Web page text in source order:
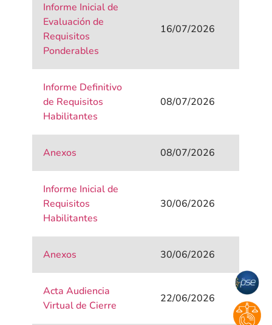
Informe Inicial de
Evaluación de
Requisitos
Ponderables
16/07/2026
Informe Definitivo
de Requisitos
Habilitantes
08/07/2026
Anexos 08/07/2026
Informe Inicial de
Requisitos
Habilitantes
30/06/2026
Anexos 30/06/2026
Acta Audiencia
Virtual de Cierre
22/06/2026